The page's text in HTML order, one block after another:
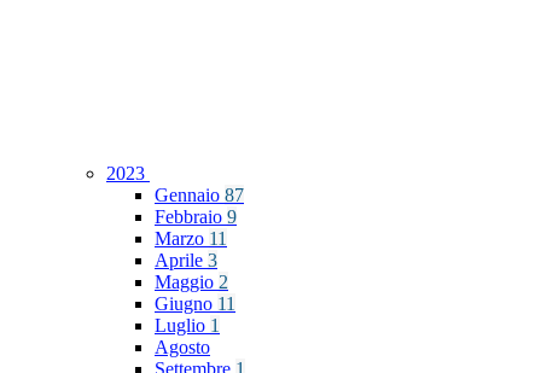
2023
Gennaio 87
Febbraio 9
Marzo 11
Aprile 3
Maggio 2
Giugno 11
Luglio 1
Agosto